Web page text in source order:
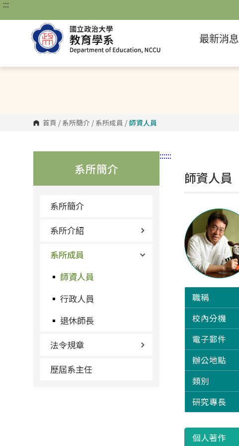
跳
主
:::
最新消息
首頁 / 系所簡介 / 系所成員 / 師資人員
:::
系所簡介
系所簡介
系所介紹
系所成員
師資人員
行政人員
退休師長
法令規章
歷屆系主任
:::
師資人員
職稱
校內分機
電子郵件
辦公地點
類別
研究專長
個人著作